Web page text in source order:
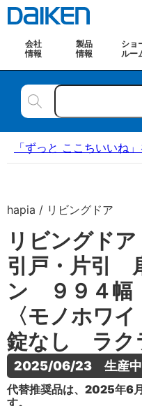
会社
情報
製品
情報
ショ
ルー
「ずっと ここちいいね
hapia / リビングドア
リビングド
引戸・片引
ン ９９４
〈モノホワ
錠なし ラク
2025/06/23　生産
代替推奨品は、2025年6
す。